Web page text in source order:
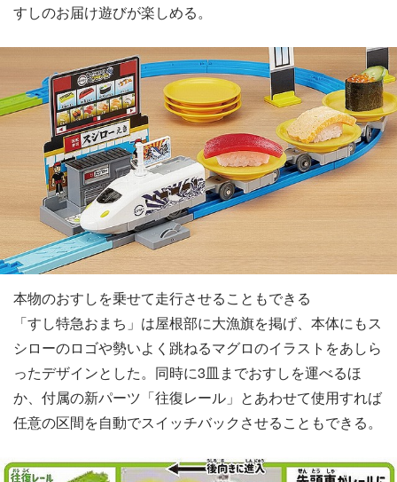
すしのお届け遊びが楽しめる。
本物のおすしを乗せて走行させることもできる
「すし特急おまち」は屋根部に大漁旗を掲げ、本体にもス
シローのロゴや勢いよく跳ねるマグロのイラストをあしら
ったデザインとした。同時に3皿までおすしを運べるほ
か、付属の新パーツ「往復レール」とあわせて使用すれば
任意の区間を自動でスイッチバックさせることもできる。